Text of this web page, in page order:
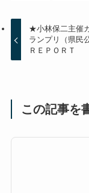
★小林保二主催
ランプリ（県民
ＲＥＰＯＲＴ
この記事を